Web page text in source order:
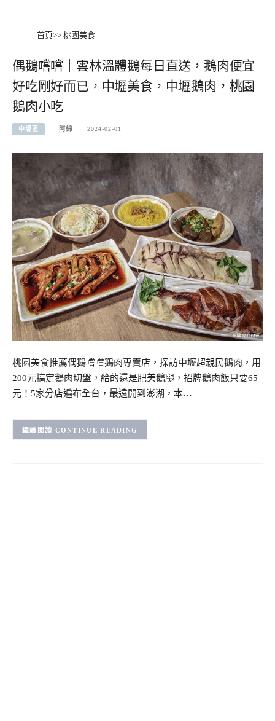
首頁>> 桃園美食
偶鵝嚐嚐｜雲林溫體鵝每日直送，鵝肉便宜
好吃剛好而已，中壢美食，中壢鵝肉，桃園
鵝肉小吃
中壢區 阿綿 2024-02-01
桃園美食推薦偶鵝嚐嚐鵝肉專賣店，探訪中壢超親民鵝肉，用
200元搞定鵝肉切盤，給的還是肥美鵝腿，招牌鵝肉飯只要65
元！5家分店遍布全台，最遠開到澎湖，本…
CONTINUE READING